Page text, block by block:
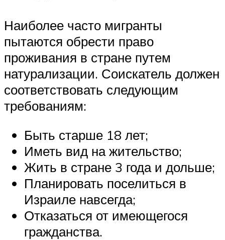
Наиболее часто мигранты
пытаются обрести право
проживания в стране путем
натурализации. Соискатель должен
соответствовать следующим
требованиям:
Быть старше 18 лет;
Иметь вид на жительство;
Жить в стране 3 года и дольше;
Планировать поселиться в
Израиле навсегда;
Отказаться от имеющегося
гражданства.